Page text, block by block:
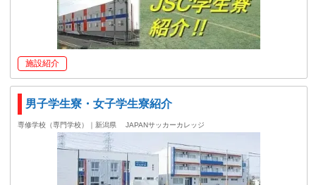
施設紹介
男子学生寮・女子学生寮紹介
専修学校（専門学校）｜新潟県 JAPANサッカーカレッジ